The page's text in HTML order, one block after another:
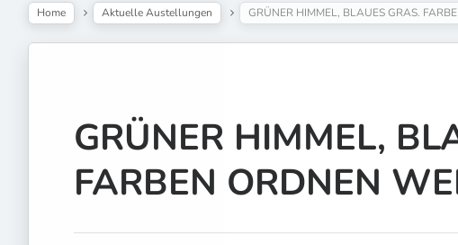
Home Aktuelle Austellungen GRÜNER HIMMEL, BLAUES GRAS.
GRÜNER HIMMEL,
FARBEN ORDNEN